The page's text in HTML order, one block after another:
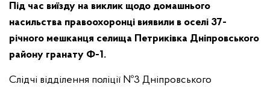
Під час виїзду на виклик щодо домашнього
насильства правоохоронці виявили в оселі 37-
річного мешканця селища Петриківка Дніпровського
району гранату Ф-1.
Слідчі відділення поліції №3 Дніпровського